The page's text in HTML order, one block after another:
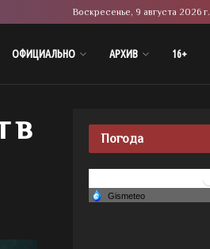
Воскресенье, 9 августа 2026 г.
ОФИЦИАЛЬНО АРХИВ 16+
в
Погода